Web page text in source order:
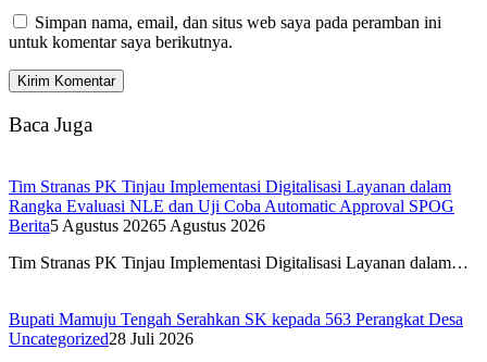
Simpan nama, email, dan situs web saya pada peramban ini
untuk komentar saya berikutnya.
Baca Juga
Tim Stranas PK Tinjau Implementasi Digitalisasi Layanan dalam
Rangka Evaluasi NLE dan Uji Coba Automatic Approval SPOG
Berita5 Agustus 20265 Agustus 2026
Tim Stranas PK Tinjau Implementasi Digitalisasi Layanan dalam…
Bupati Mamuju Tengah Serahkan SK kepada 563 Perangkat Desa
Uncategorized28 Juli 2026